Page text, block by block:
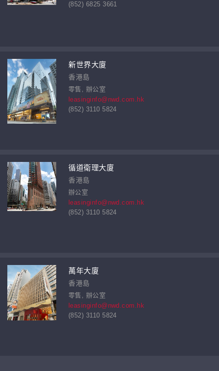
(852) 6825 3661
新世界大廈
香港島
零售, 辦公室
leasinginfo@nwd.com.hk
(852) 3110 5824
循道衛理大廈
香港島
辦公室
leasinginfo@nwd.com.hk
(852) 3110 5824
萬年大廈
香港島
零售, 辦公室
leasinginfo@nwd.com.hk
(852) 3110 5824